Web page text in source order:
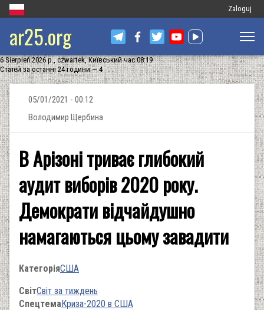
Меню
запису
Zaloguj
ar25.org
6 Sierpień 2026 р., czwartek, Київський час 08:19
Статей за останні 24 години — 4
05/01/2021 - 00:12
Володимир Щербина
В Арізоні триває глибокий
аудит виборів 2020 року.
Демократи відчайдушно
намагаються цьому завадити
КатегоріяСША
СвітСвіт за тиждень
СпецтемаКриза-2020 в США